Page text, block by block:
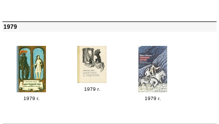
1979
1979 г.
1979 г.
1979 г.